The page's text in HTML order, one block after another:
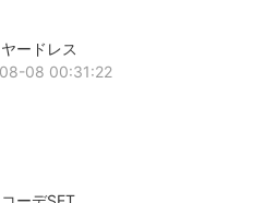
ードレス
08 00:31:22